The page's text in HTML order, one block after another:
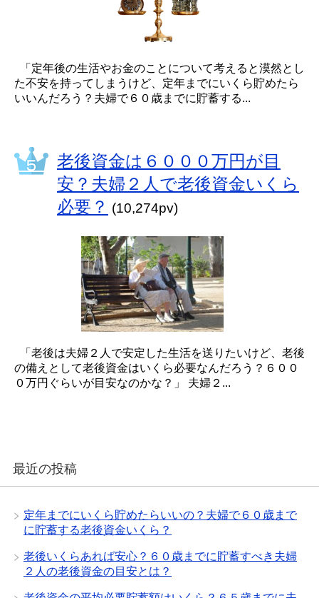
「定年後の生活やお金のことについて考えると漠然とし
た不安を持ってしまうけど、定年までにいくら貯めたら
いいんだろう？夫婦で６０歳までに貯蓄する...
老後資金は６０００万円が目
安？夫婦２人で老後資金いくら
必要？ (10,274pv)
「老後は夫婦２人で安定した生活を送りたいけど、老後
の備えとして老後資金はいくら必要なんだろう？６００
０万円ぐらいが目安なのかな？」 夫婦２...
最近の投稿
定年までにいくら貯めたらいいの？夫婦で６０歳まで
に貯蓄する老後資金いくら？
老後いくらあれば安心？６０歳までに貯蓄すべき夫婦
２人の老後資金の目安とは？